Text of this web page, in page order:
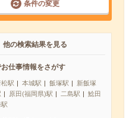
条件の変更
他の検索結果を見る
仕事情報をさがす
松駅 本城駅 飯塚駅
新飯塚
原田(福岡県)駅 二島駅
鯰田